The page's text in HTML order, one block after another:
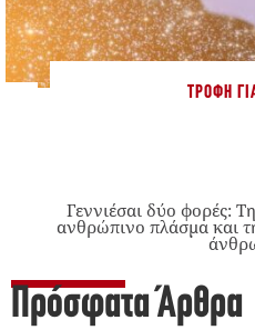
ΤΡΟΦΉ
Γεννιέσαι δύο φορές:
ανθρώπινο πλάσμα και
Πρόσφατα Άρθρα